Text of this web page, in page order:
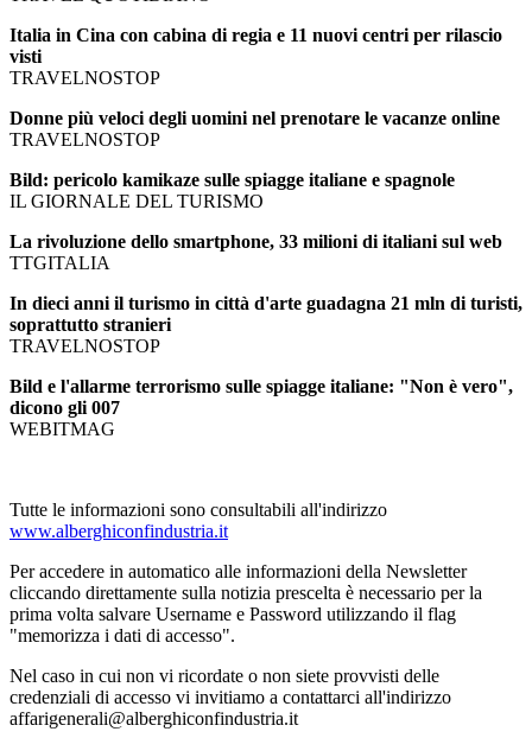
Italia in Cina con cabina di regia e 11 nuovi centri per rilascio
visti
TRAVELNOSTOP
Donne più veloci degli uomini nel prenotare le vacanze online
TRAVELNOSTOP
Bild: pericolo kamikaze sulle spiagge italiane e spagnole
IL GIORNALE DEL TURISMO
La rivoluzione dello smartphone, 33 milioni di italiani sul web
TTGITALIA
In dieci anni il turismo in città d'arte guadagna 21 mln di turisti,
soprattutto stranieri
TRAVELNOSTOP
Bild e l'allarme terrorismo sulle spiagge italiane: "Non è vero",
dicono gli 007
WEBITMAG
Tutte le informazioni sono consultabili all'indirizzo
www.alberghiconfindustria.it
Per accedere in automatico alle informazioni della Newsletter
cliccando direttamente sulla notizia prescelta è necessario per la
prima volta salvare Username e Password utilizzando il flag
"memorizza i dati di accesso".
Nel caso in cui non vi ricordate o non siete provvisti delle
credenziali di accesso vi invitiamo a contattarci all'indirizzo
affarigenerali@alberghiconfindustria.it